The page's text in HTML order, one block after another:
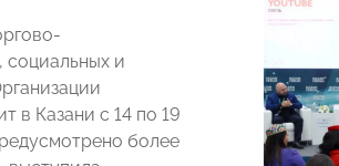
социальных и
в Казани с 14 по 19
более